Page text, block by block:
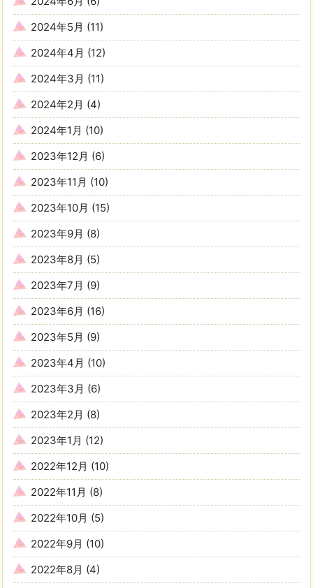
2024年5月 (11)
2024年4月 (12)
2024年3月 (11)
2024年2月 (4)
2024年1月 (10)
2023年12月 (6)
2023年11月 (10)
2023年10月 (15)
2023年9月 (8)
2023年8月 (5)
2023年7月 (9)
2023年6月 (16)
2023年5月 (9)
2023年4月 (10)
2023年3月 (6)
2023年2月 (8)
2023年1月 (12)
2022年12月 (10)
2022年11月 (8)
2022年10月 (5)
2022年9月 (10)
2022年8月 (4)